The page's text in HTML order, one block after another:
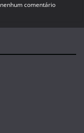
nenhum comentário